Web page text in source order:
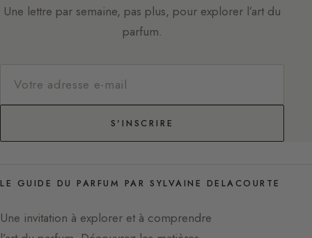
Une lettre par semaine, pas plus, pour explorer l’art du
parfum.
S'INSCRIRE
LE GUIDE DU PARFUM PAR SYLVAINE DELACOURTE
Une invitation à explorer et à comprendre